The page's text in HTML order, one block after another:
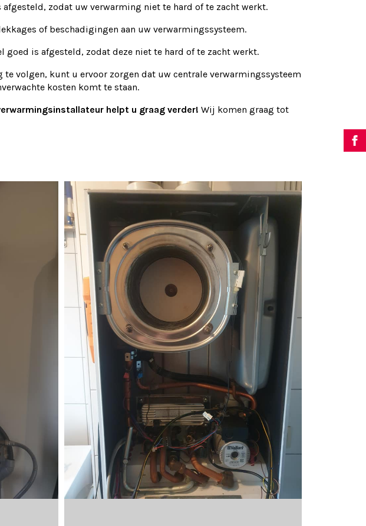
zodat uw verwarming niet te hard of te zacht werkt.
of beschadigingen aan uw verwarmingssysteem.
goed is afgesteld, zodat deze niet te hard of te zacht werkt.
volgen, kunt u ervoor zorgen dat uw centrale verwarmingssysteem
kosten komt te staan.
helpt u graag verder! Wij komen graag tot